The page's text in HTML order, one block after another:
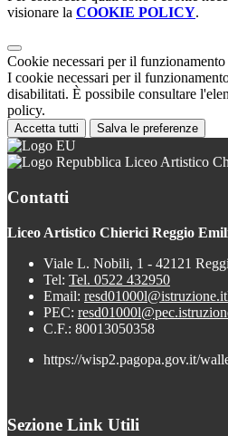
visionare la COOKIE POLICY.
Cookie necessari per il funzionamento
I cookie necessari per il
disabilitati. È possibile consultare
policy.
Accetta tutti Salva le preferenze
Liceo Artistico
Contatti
Liceo Artistico Chierici Reggio
Viale L. Nobili, 1 - 42121
Tel: Tel. 0522 432950
Email: resd01000l@istruzione.it
PEC:
C.F.: 80013050358
https://wisp2.pagopa.gov.it/
Sezione Link Utili